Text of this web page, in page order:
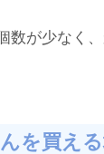
数が少なく
を買える